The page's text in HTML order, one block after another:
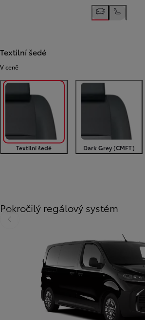
Textilní šedé
V ceně
Textilní šedé Dark Grey (CMFT)
Pokročilý regálový systém
Předchozí